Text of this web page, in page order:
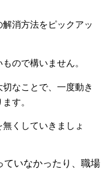
消方法をピックアッ
ので構いません。
なことで、一度動き
す。
くしていきましょ
ていなかったり、職場